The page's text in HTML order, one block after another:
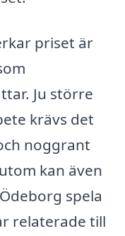
priset är
Ju större
krävs det
noggrant
kan även
spela
relaterade till